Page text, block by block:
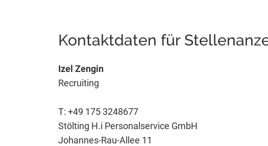
Kontaktdaten für
Izel Zengin
Recruiting
T: +49 175 3248677
Stölting H.i Personalservice GmbH
Johannes-Rau-Allee 11